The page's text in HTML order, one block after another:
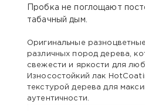
Пробка не поглощают
табачный дым.
Оригинальные
различных пород дерева,
свежести и яркости для
Износостойкий лак
текстурой дерева для
аутентичности.